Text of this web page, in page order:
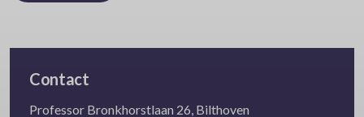
Contact
Professor Bronkhorstlaan 26, Bilthoven